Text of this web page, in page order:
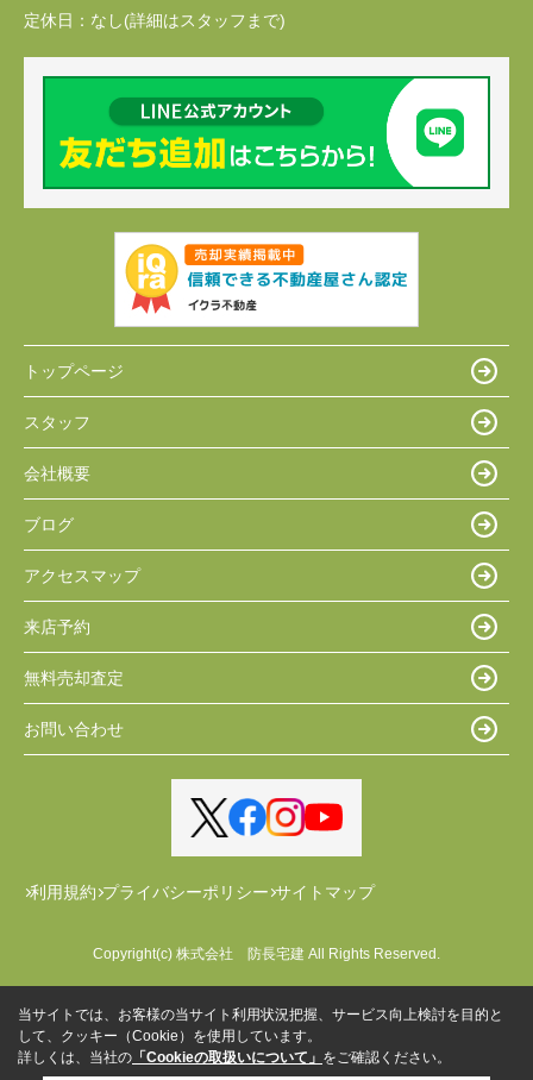
定休日： なし(詳細はスタッフまで)
トップページ
スタッフ
会社概要
ブログ
アクセスマップ
来店予約
無料売却査定
お問い合わせ
利用規約 プライバシーポリシー サイトマップ
Copyright(c) 株式会社 防長宅建 All Rights Reserved.
当サイトでは、お客様の当サイト利用状況把握、サービス向上検討を目的と
して、クッキー（Cookie）を使用しています。
詳しくは、当社の 「Cookieの取扱いについて」 をご確認ください。